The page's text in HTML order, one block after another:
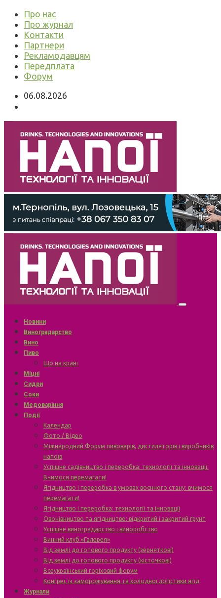
Про нас
Про журнал
Контакти
Партнери
Рекламодавцям
Передплата
Форум
06.08.2026
Новини
Виноградарство
Вино
Пиво
Що на крані
Міцні
Сидри
Соки
Медоваріння
Події
Календар
Фото / Відео
Міжнародний Форум пивоварів, дистиляторів і виробників
напоїв
Успішне садівництво і переробка: технології та інновації.
Вчимося перемагати!
Ягідництво і переробка в умовах воєнного стану: вчимося
перемагати!
Ягідництво і переробка: технології та інновації
Овочівництво та ягідництво: відкритий і закритий ґрунт
Успішне виноградарство і виноробство
Винний клуб «Галерея»
Від землі до готового продукту (зерняткові)
Від землі до готового продукту (кісточкові)
Всеукраїнський горіховий форум
Конгрес із заморожування та холодної логістики ягід
Журнали